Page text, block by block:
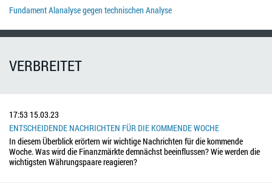
Fundament Alanalyse gegen technischen Analyse
VERBREITET
17:53 15.03.23
ENTSCHEIDENDE NACHRICHTEN FÜR DIE KOMMENDE WOCHE
In diesem Überblick erörtern wir wichtige Nachrichten für die kommende
Woche. Was wird die Finanzmärkte demnächst beeinflussen? Wie werden die
wichtigsten Währungspaare reagieren?